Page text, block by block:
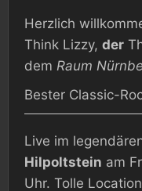
Herzlich
Think Lizzy, der
dem Raum
Bester Classic-
Live im
Hilpoltstein am
Uhr. Tolle